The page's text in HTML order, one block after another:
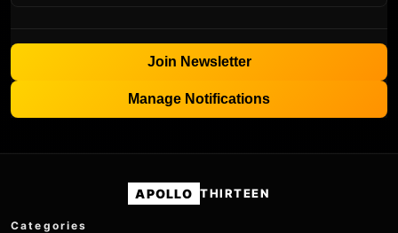
Join Newsletter
Manage Notifications
APOLLO THIRTEEN
Categories